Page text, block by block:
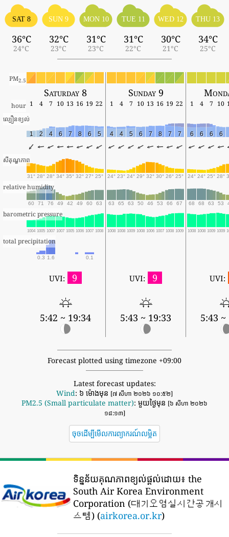
SAT 8
36°C
24°C
SUN 9
32°C
23°C
MON 10
31°C
23°C
TUE 11
31°C
22°C
WED 12
30°C
21°C
THU 13
34°C
25°C
PM2.5
Saturday 8 Sunday 9
hour 1 4 7 10 13 16 19 22 1 4 7 10 13 16 19 22 1 4 7 10
ល្បឿនខ្យល់
1 2 4 6 7 8 6 5 4 4 5 6 7 8 7 7 6 6 6 6
សីតុណ្ហភាព
31° 28° 28° 34° 35° 32° 27° 25° 24° 23° 24° 29° 32° 30° 26° 25° 24° 24° 25° 28°
relative humidity
60 71 76 49 42 49 60 63 63 65 63 50 46 53 66 67 68 68 63 53
barometric pressure
1004 1005 1007 1007 1005 1006 1007 1008 1008 1008 1009 1008 1006 1007 1008 1009 1008 1008 1009 1009
total precipitation
0.3 1.6 0.1
UVI: 9
5:42 ~ 19:34
UVI: 9
5:43 ~ 19:33
UVI:
5:43 ~
Forecast plotted using timezone +09:00
Latest forecast updates:
Wind: ៦ ម៉ោងមុន [៧ សីហា ២០២៦ ១០:៥២]
PM2.5 (Small particulate matter): មួយថ្ងៃមុន [៦ សីហា ២០២៦
១៨:១៣]
ចុចដើម្បីមើលការព្យាករណ៍លម្អិត
ទិន្នន័យគុណភាពខ្យល់ផ្តល់ដោយ៖ the
South Air Korea Environment
Corporation (대기오염실시간공개시
스템) (airkorea.or.kr)